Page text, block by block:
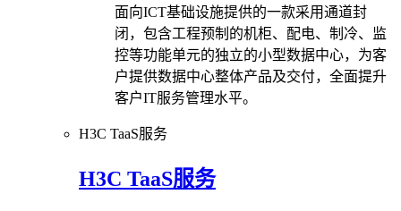
面向ICT基础设施提供的一款采用通道封
闭，包含工程预制的机柜、配电、制冷、监
控等功能单元的独立的小型数据中心，为客
户提供数据中心整体产品及交付，全面提升
客户IT服务管理水平。
H3C TaaS服务
H3C TaaS服务